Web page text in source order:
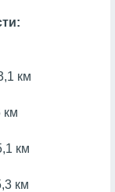
км
км
км
км